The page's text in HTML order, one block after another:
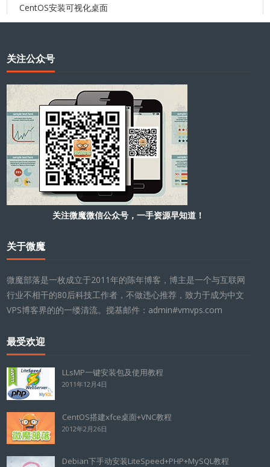
CentOS安装可视化桌面
关注公众号
关注微魔微信公众号，一手资源早知道！
关于微魔
微魔部落是一枚成立于2011年的陈年博客，博主是一个与互联网
行业不相干的80后科技工作者，不做违心推荐，致力于成为中文
VPS博客界的的一缕清流。搅基邮件：admin#vmvps.com
最受欢迎
LLsMP一键安装包及使用教程
2011年12月4日
CentOS搭建xfce桌面+VNC教程
2012年2月26日
Debian下手动安装LiteSpeed+PHP+MySQL教程